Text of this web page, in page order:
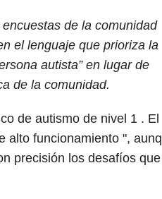
de la comunidad
el lenguaje que prioriza la
autista” en lugar de
de la comunidad.
de autismo de nivel 1 . El
alto funcionamiento ",
precisión los desafíos que